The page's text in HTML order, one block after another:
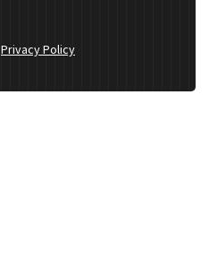
Privacy Policy